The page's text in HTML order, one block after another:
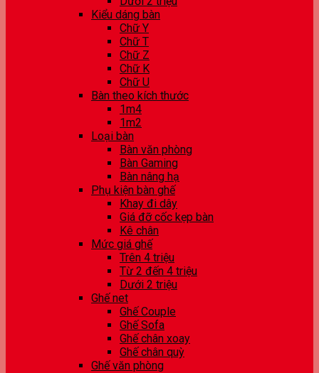
Kiểu dáng bàn
Chữ Y
Chữ T
Chữ Z
Chữ K
Chữ U
Bàn theo kích thước
1m4
1m2
Loại bàn
Bàn văn phòng
Bàn Gaming
Bàn nâng hạ
Phụ kiện bàn ghế
Khay đi dây
Giá đỡ cốc kẹp bàn
Kê chân
Mức giá ghế
Trên 4 triệu
Từ 2 đến 4 triệu
Dưới 2 triệu
Ghế net
Ghế Couple
Ghế Sofa
Ghế chân xoay
Ghế chân quỳ
Ghế văn phòng